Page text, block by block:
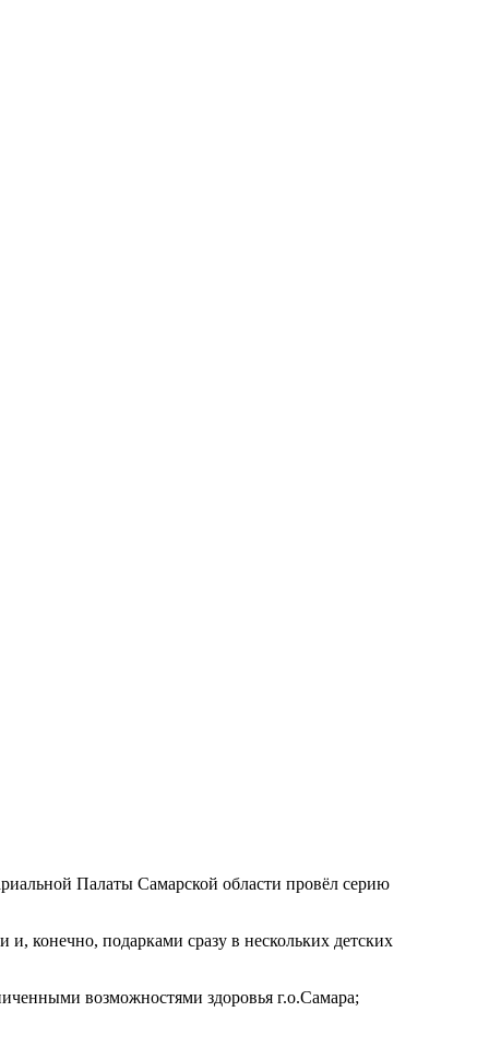
Палаты Самарской области провёл серию
конечно, подарками сразу в нескольких детских
возможностями здоровья г.о.Самара;